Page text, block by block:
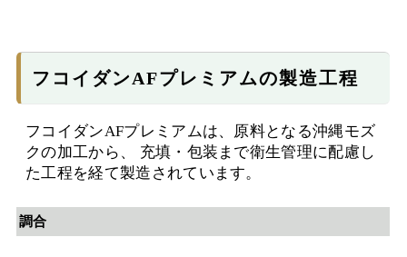
フコイダンAFプレミアムの製造工程
フコイダンAFプレミアムは、原料となる沖縄モズ
クの加工から、 充填・包装まで衛生管理に配慮し
た工程を経て製造されています。
調合